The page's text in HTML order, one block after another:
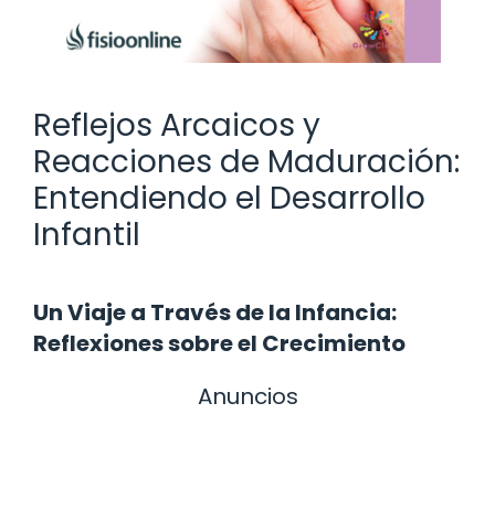
Reflejos Arcaicos y
Reacciones de Maduración:
Entendiendo el Desarrollo
Infantil
Un Viaje a Través de la Infancia:
Reflexiones sobre el Crecimiento
Anuncios